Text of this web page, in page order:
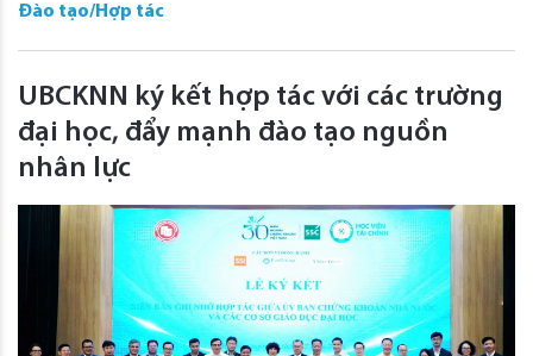
Đào tạo/Hợp tác
UBCKNN ký kết hợp tác với các trường
đại học, đẩy mạnh đào tạo nguồn
nhân lực